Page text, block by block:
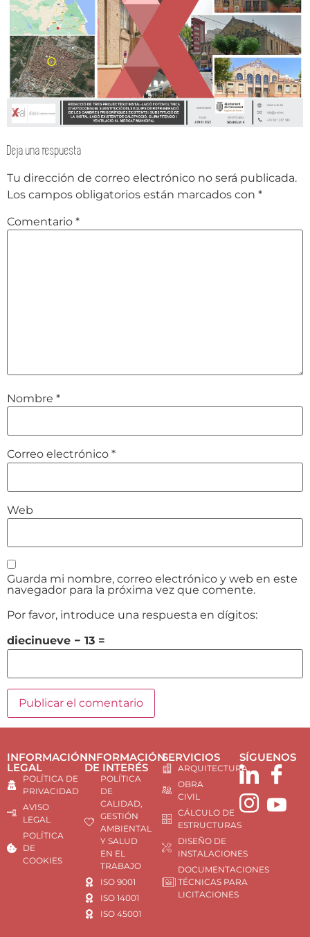
Deja una respuesta
Tu dirección de correo electrónico no será publicada.
Los campos obligatorios están marcados con *
Comentario *
Nombre *
Correo electrónico *
Web
Guarda mi nombre, correo electrónico y web en este
navegador para la próxima vez que comente.
Por favor, introduce una respuesta en dígitos:
diecinueve − 13 =
INFORMACIÓN
LEGAL
POLÍTICA DE
PRIVACIDAD
AVISO
LEGAL
POLÍTICA
DE
COOKIES
INFORMACIÓN
DE INTERÉS
POLÍTICA
DE
CALIDAD,
GESTIÓN
AMBIENTAL
Y SALUD
EN EL
TRABAJO
ISO 9001
ISO 14001
ISO 45001
SERVICIOS
ARQUITECTURA
OBRA
CIVIL
CÁLCULO DE
ESTRUCTURAS
DISEÑO DE
INSTALACIONES
DOCUMENTACIONES
TÉCNICAS PARA
LICITACIONES
SÍGUENOS